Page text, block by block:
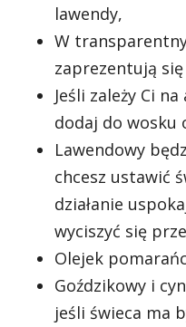
lawendy,
W
zaprezentują
Jeśli zależy Ci
dodaj do wosku
Lawendowy
chcesz ustawić
działanie
wyciszyć się
Olejek
Goździkowy i
jeśli świeca ma